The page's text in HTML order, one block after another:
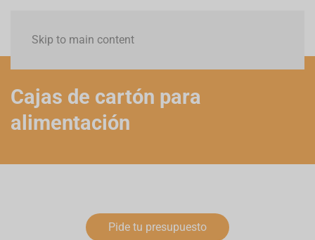
Skip to main content
Cajas de cartón para
alimentación
Pide tu presupuesto